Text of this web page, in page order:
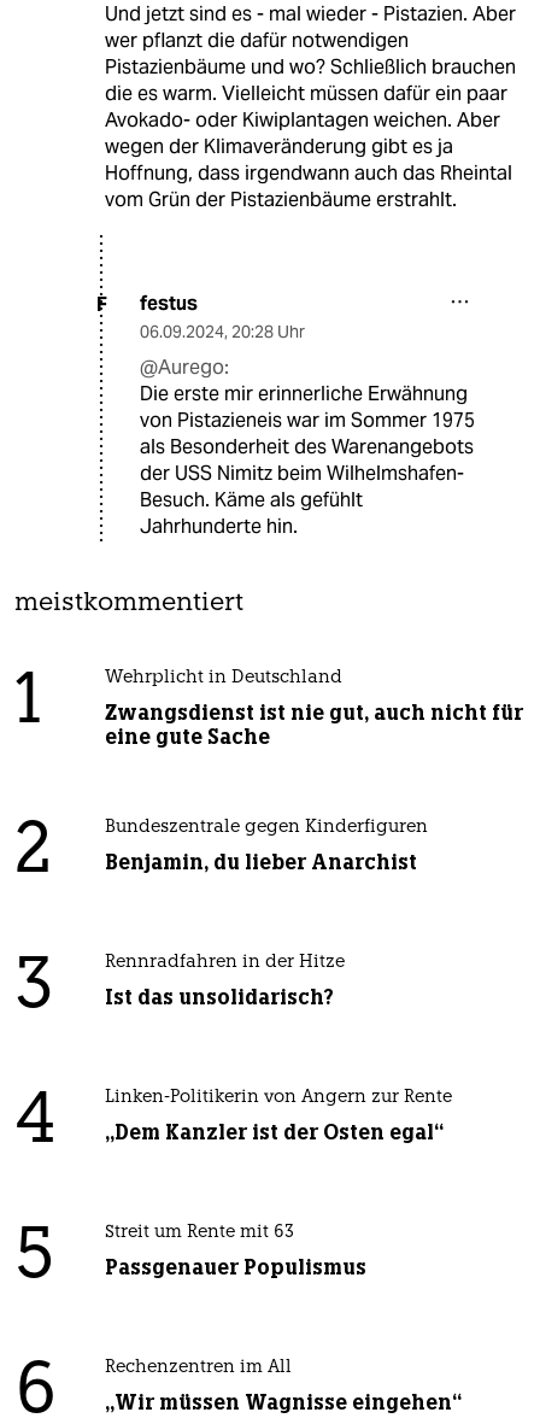
Und jetzt sind es - mal wieder - Pistazien. Aber
wer pflanzt die dafür notwendigen
Pistazienbäume und wo? Schließlich brauchen
die es warm. Vielleicht müssen dafür ein paar
Avokado- oder Kiwiplantagen weichen. Aber
wegen der Klimaveränderung gibt es ja
Hoffnung, dass irgendwann auch das Rheintal
vom Grün der Pistazienbäume erstrahlt.
F festus
06.09.2024, 20:28 Uhr
@Aurego:
Die erste mir erinnerliche Erwähnung
von Pistazieneis war im Sommer 1975
als Besonderheit des Warenangebots
der USS Nimitz beim Wilhelmshafen-
Besuch. Käme als gefühlt
Jahrhunderte hin.
meistkommentiert
1 Wehrplicht in Deutschland
Zwangsdienst ist nie gut, auch nicht für
eine gute Sache
2 Bundeszentrale gegen Kinderfiguren
Benjamin, du lieber Anarchist
3 Rennradfahren in der Hitze
Ist das unsolidarisch?
4 Linken-Politikerin von Angern zur Rente
„Dem Kanzler ist der Osten egal“
5 Streit um Rente mit 63
Passgenauer Populismus
6 Rechenzentren im All
„Wir müssen Wagnisse eingehen“